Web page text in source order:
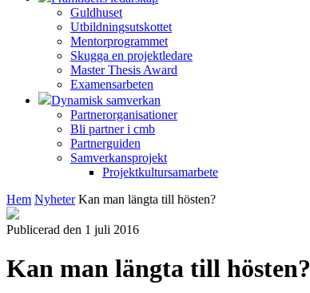
Guldhuset
Utbildningsutskottet
Mentorprogrammet
Skugga en projektledare
Master Thesis Award
Examensarbeten
Dynamisk samverkan
Partnerorganisationer
Bli partner i cmb
Partnerguiden
Samverkansprojekt
Projektkultursamarbete
Hem Nyheter Kan man längta till hösten?
Publicerad den 1 juli 2016
Kan man längta till hösten?